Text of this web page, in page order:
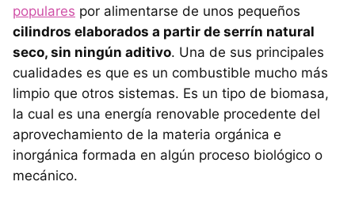
populares por alimentarse de unos pequeños
cilindros elaborados a partir de serrín natural
seco, sin ningún aditivo. Una de sus principales
cualidades es que es un combustible mucho más
limpio que otros sistemas. Es un tipo de biomasa,
la cual es una energía renovable procedente del
aprovechamiento de la materia orgánica e
inorgánica formada en algún proceso biológico o
mecánico.